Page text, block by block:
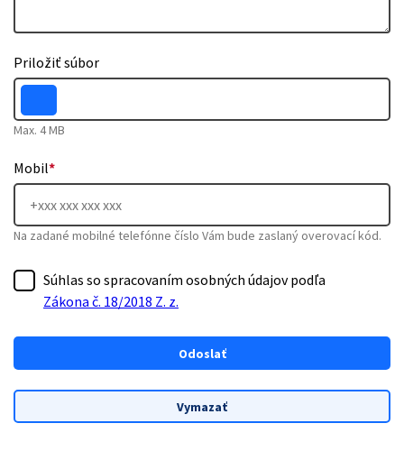
Priložiť súbor
Max. 4 MB
Mobil*
Na zadané mobilné telefónne číslo Vám bude zaslaný overovací kód.
Súhlas so spracovaním osobných údajov podľa
Zákona č. 18/2018 Z. z.